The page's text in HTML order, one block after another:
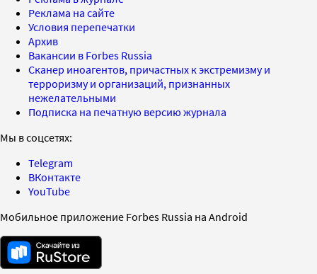
Реклама на сайте
Условия перепечатки
Архив
Вакансии в Forbes Russia
Сканер иноагентов, причастных к экстремизму и
терроризму и организаций, признанных
нежелательными
Подписка на печатную версию журнала
Мы в соцсетях:
Telegram
ВКонтакте
YouTube
Мобильное приложение Forbes Russia на Android